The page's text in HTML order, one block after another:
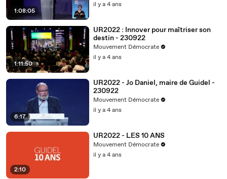
1:08:05
il y a 4 ans
1:11:50
UR2022 : Innover pour maîtriser son
destin - 230922
Mouvement Démocrate
il y a 4 ans
6:17
UR2022 - Jo Daniel, maire de Guidel -
230922
Mouvement Démocrate
il y a 4 ans
2:10
UR2022 - LES 10 ANS
Mouvement Démocrate
il y a 4 ans